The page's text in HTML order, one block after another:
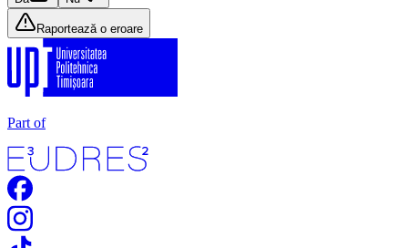
Raportează o eroare
Part of